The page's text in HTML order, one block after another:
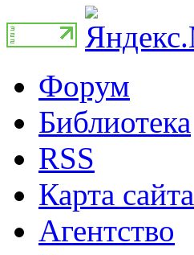
Форум
Библиотека
RSS
Карта сайта
Агентство